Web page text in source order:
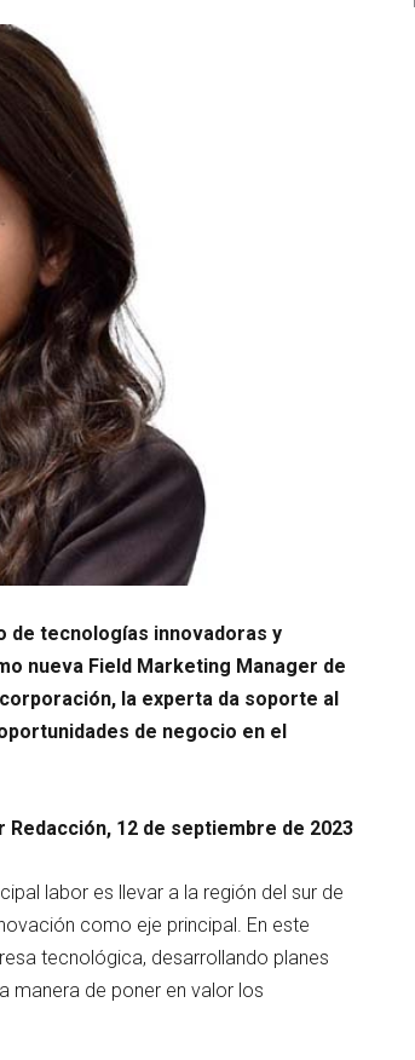
de tecnologías innovadoras y
nueva Field Marketing Manager de
la experta da soporte al
de negocio en el
Redacción, 12 de septiembre de 2023
labor es llevar a la región del sur de
como eje principal. En este
tecnológica, desarrollando planes
manera de poner en valor los